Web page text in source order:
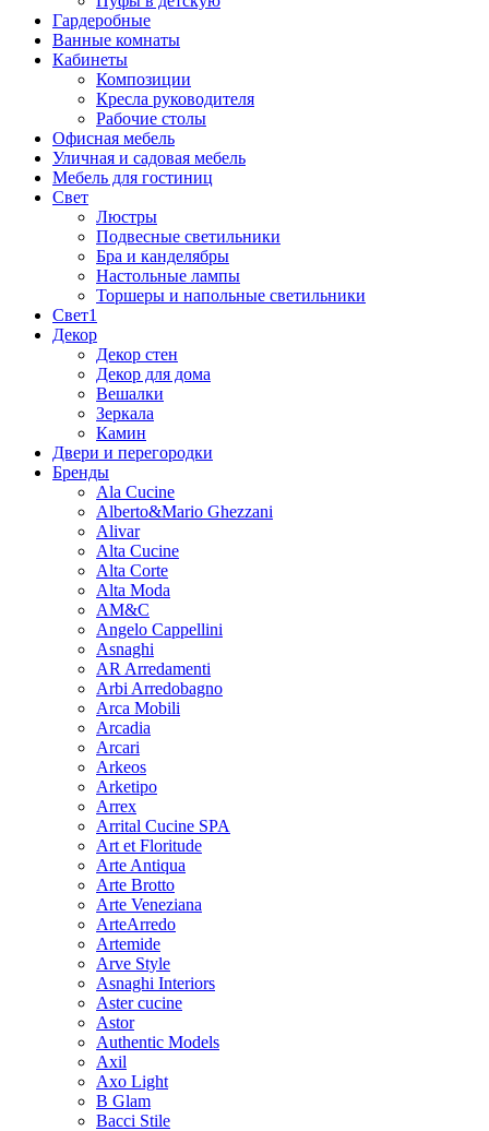
Гардеробные
Ванные комнаты
Кабинеты
Композиции
Кресла руководителя
Рабочие столы
Офисная мебель
Уличная и садовая мебель
Мебель для гостиниц
Свет
Люстры
Подвесные светильники
Бра и канделябры
Настольные лампы
Торшеры и напольные светильники
Свет1
Декор
Декор стен
Декор для дома
Вешалки
Зеркала
Камин
Двери и перегородки
Бренды
Ala Cucine
Alberto&Mario Ghezzani
Alivar
Alta Cucine
Alta Corte
Alta Moda
AM&C
Angelo Cappellini
Asnaghi
AR Arredamenti
Arbi Arredobagno
Arca Mobili
Arcadia
Arcari
Arkeos
Arketipo
Arrex
Arrital Cucine SPA
Art et Floritude
Arte Antiqua
Arte Brotto
Arte Veneziana
ArteArredo
Artemide
Arve Style
Asnaghi Interiors
Aster cucine
Astor
Authentic Models
Axil
Axo Light
B Glam
Bacci Stile